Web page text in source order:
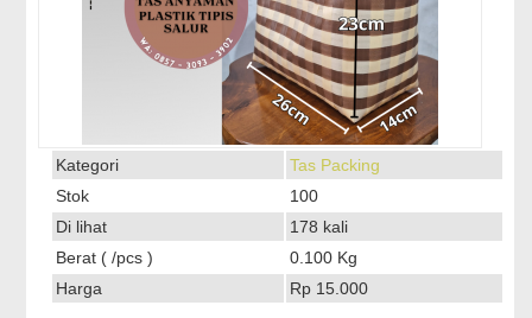
Kategori
Tas Packing
Stok
100
Di lihat
178 kali
Berat ( /pcs )
0.100 Kg
Harga
Rp 15.000